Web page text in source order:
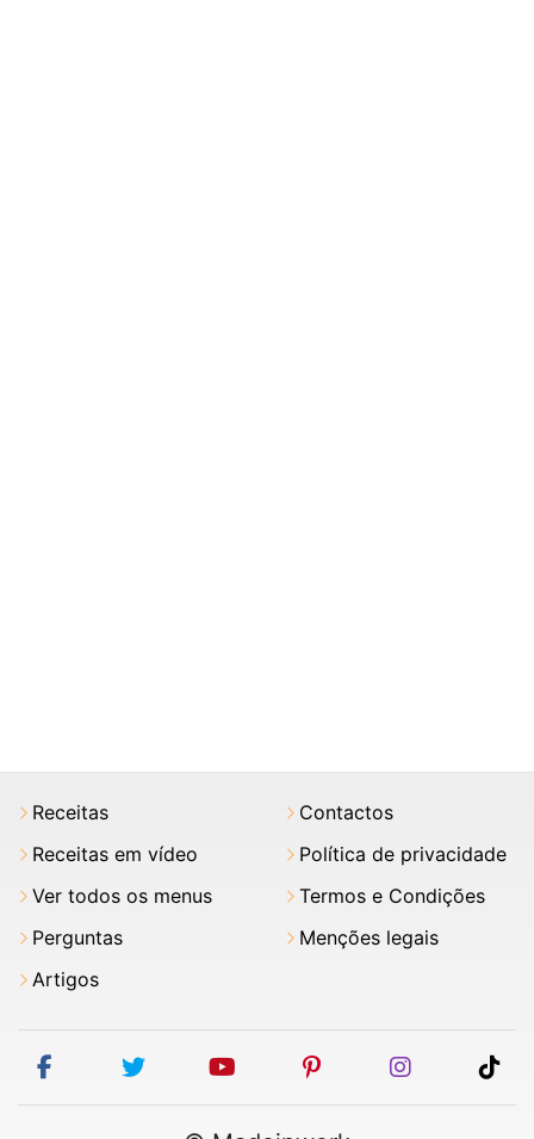
Receitas
Receitas em vídeo
Ver todos os menus
Perguntas
Artigos
Contactos
Política de privacidade
Termos e Condições
Menções legais
facebooktwitter youtubepinterestinstagram